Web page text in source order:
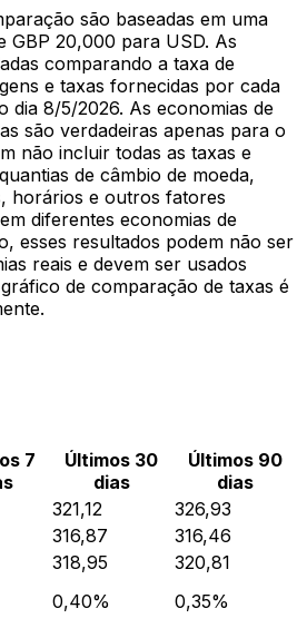
são baseadas em uma
GBP 20,000 para USD. As
comparando a taxa de
e taxas fornecidas por cada
dia 8/5/2026. As economias de
são verdadeiras apenas para o
não incluir todas as taxas e
de câmbio de moeda,
horários e outros fatores
diferentes economias de
esses resultados podem não ser
reais e devem ser usados
de comparação de taxas é
7
Últimos 30
dias
Últimos 90
dias
321,12
326,93
316,87
316,46
318,95
320,81
0,40% 0,35%